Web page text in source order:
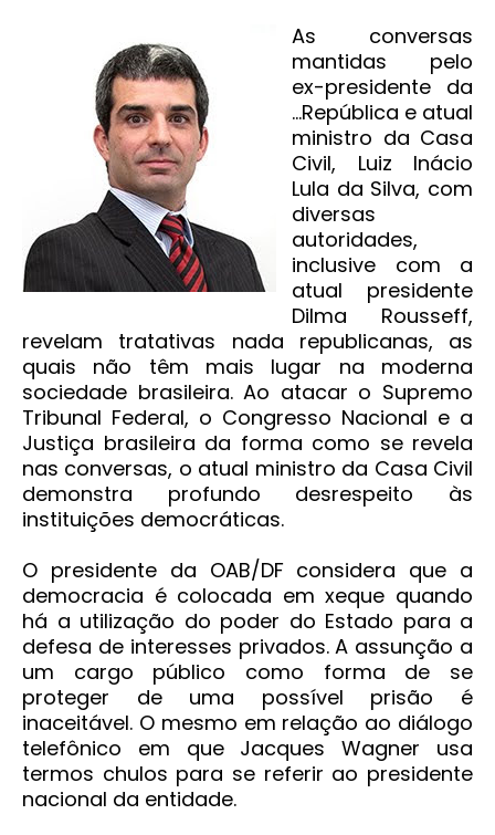
As conversas
mantidas pelo
ex-presidente da
...República e atual
ministro da Casa
Civil, Luiz Inácio
Lula da Silva, com
diversas
autoridades,
inclusive com a
atual presidente
Dilma Rousseff,
revelam tratativas nada republicanas, as
quais não têm mais lugar na moderna
sociedade brasileira. Ao atacar o Supremo
Tribunal Federal, o Congresso Nacional e a
Justiça brasileira da forma como se revela
nas conversas, o atual ministro da Casa Civil
demonstra profundo desrespeito às
instituições democráticas.
O presidente da OAB/DF considera que a
democracia é colocada em xeque quando
há a utilização do poder do Estado para a
defesa de interesses privados. A assunção a
um cargo público como forma de se
proteger de uma possível prisão é
inaceitável. O mesmo em relação ao diálogo
telefônico em que Jacques Wagner usa
termos chulos para se referir ao presidente
nacional da entidade.